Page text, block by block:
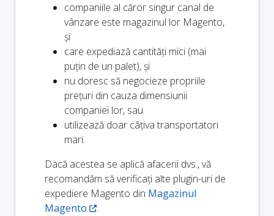
companiile al căror singur canal de
vânzare este magazinul lor Magento,
și
care expediază cantități mici (mai
puțin de un palet), și
nu doresc să negocieze propriile
prețuri din cauza dimensiunii
companiei lor, sau
utilizează doar câțiva transportatori
mari.
Dacă acestea se aplică afacerii dvs., vă
recomandăm să verificați alte plugin-uri de
expediere Magento din Magazinul
Magento
.